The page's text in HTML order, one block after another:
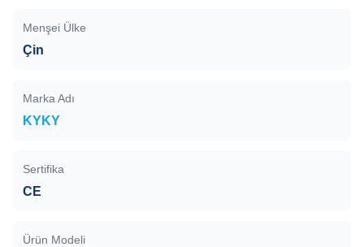
Menşei Ülke
Çin
Marka Adı
KYKY
Sertifika
CE
Ürün Modeli